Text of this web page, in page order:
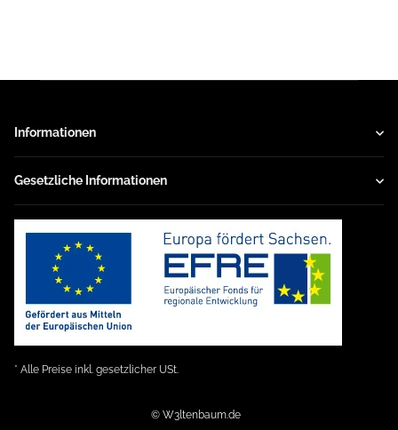
Informationen
Gesetzliche Informationen
* Alle Preise inkl. gesetzlicher USt.
© W3ltenbaum.de